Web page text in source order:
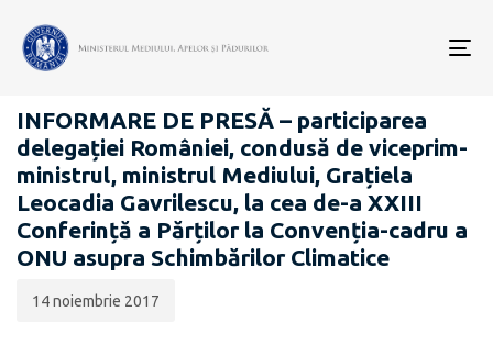
COMUNICATE DE PRESĂ
INFORMARE DE PRESĂ – participarea
delegației României, condusă de viceprim-
ministrul, ministrul Mediului, Grațiela
Leocadia Gavrilescu, la cea de-a XXIII
Conferință a Părților la Convenția-cadru a
ONU asupra Schimbărilor Climatice
publicării:
14 noiembrie 2017